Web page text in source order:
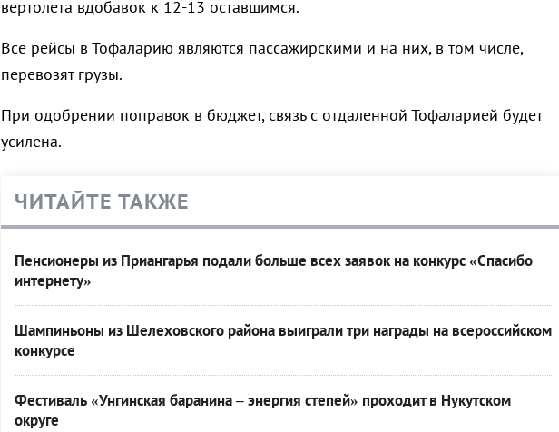
вертолета вдобавок к 12-13 оставшимся.
Все рейсы в Тофаларию являются пассажирскими и на них, в том числе,
перевозят грузы.
При одобрении поправок в бюджет, связь с отдаленной Тофаларией будет
усилена.
ЧИТАЙТЕ ТАКЖЕ
Пенсионеры из Приангарья подали больше всех заявок на конкурс «Спасибо
интернету»
Шампиньоны из Шелеховского района выиграли три награды на всероссийском
конкурсе
Фестиваль «Унгинская баранина – энергия степей» проходит в Нукутском
округе